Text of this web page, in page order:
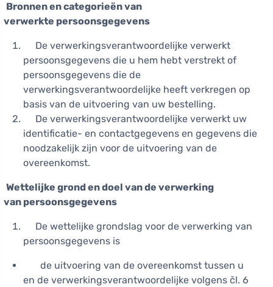
Bronnen en categorieën van
verwerkte persoonsgegevens
De verwerkingsverantwoordelijke verwerkt
persoonsgegevens die u hem hebt verstrekt of
persoonsgegevens die de
verwerkingsverantwoordelijke heeft verkregen op
basis van de uitvoering van uw bestelling.
De verwerkingsverantwoordelijke verwerkt uw
identificatie- en contactgegevens en gegevens die
noodzakelijk zijn voor de uitvoering van de
overeenkomst.
Wettelijke grond en doel van de verwerking
van persoonsgegevens
De wettelijke grondslag voor de verwerking van
persoonsgegevens is
de uitvoering van de overeenkomst tussen u
en de verwerkingsverantwoordelijke volgens čl. 6